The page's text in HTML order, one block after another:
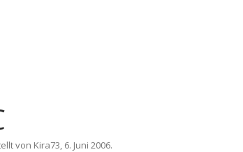
von Kira73, 6. Juni 2006.